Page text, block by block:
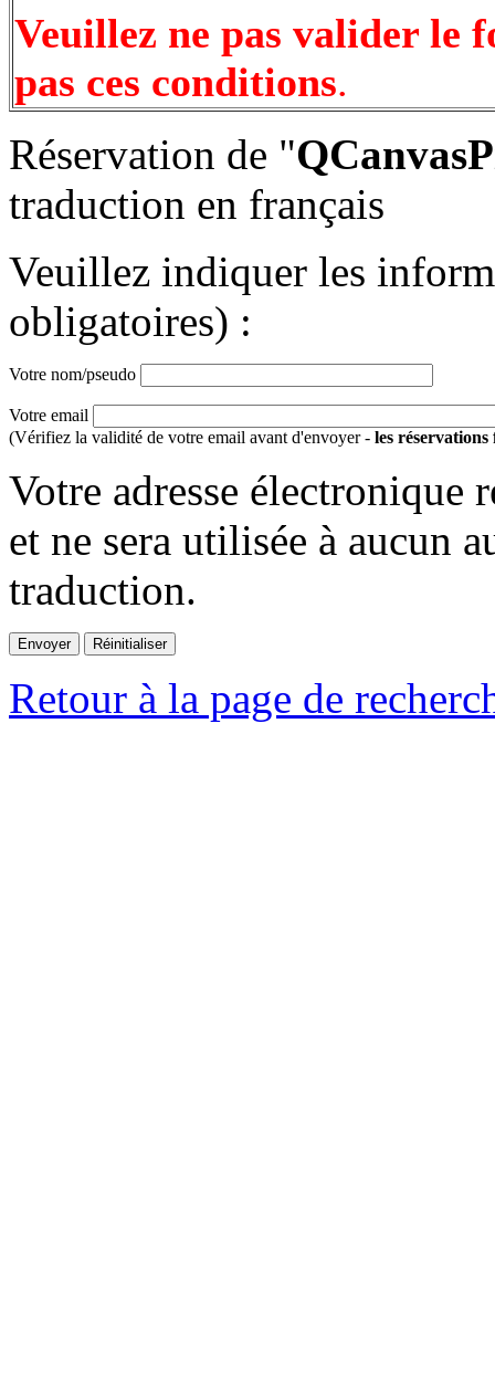
Veuillez ne pas valider le
pas ces conditions.
Réservation de "
traduction en français
Veuillez indiquer les
obligatoires) :
Votre nom/pseudo
Votre email
(Vérifiez la validité de votre email avant d'envoyer - les réservations
Votre adresse électronique
et ne sera utilisée à aucun
traduction.
Retour à la page de